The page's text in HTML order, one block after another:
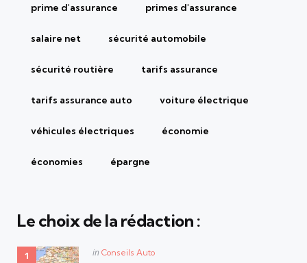
prime d'assurance primes d'assurance
salaire net sécurité automobile
sécurité routière tarifs assurance
tarifs assurance auto voiture électrique
véhicules électriques économie
économies épargne
Le choix de la rédaction :
Posted
in Conseils Auto